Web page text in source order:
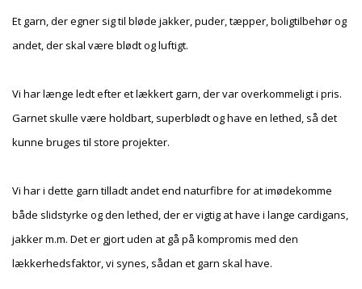
Et garn, der egner sig til bløde jakker, puder, tæpper, boligtilbehør og
andet, der skal være blødt og luftigt.
Vi har længe ledt efter et lækkert garn, der var overkommeligt i pris.
Garnet skulle være holdbart, superblødt og have en lethed, så det
kunne bruges til store projekter.
Vi har i dette garn tilladt andet end naturfibre for at imødekomme
både slidstyrke og den lethed, der er vigtig at have i lange cardigans,
jakker m.m. Det er gjort uden at gå på kompromis med den
lækkerhedsfaktor, vi synes, sådan et garn skal have.